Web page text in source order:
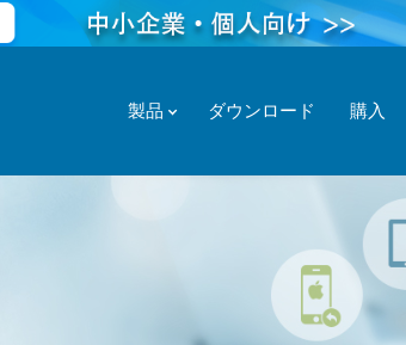
製品 ダウンロード 購入